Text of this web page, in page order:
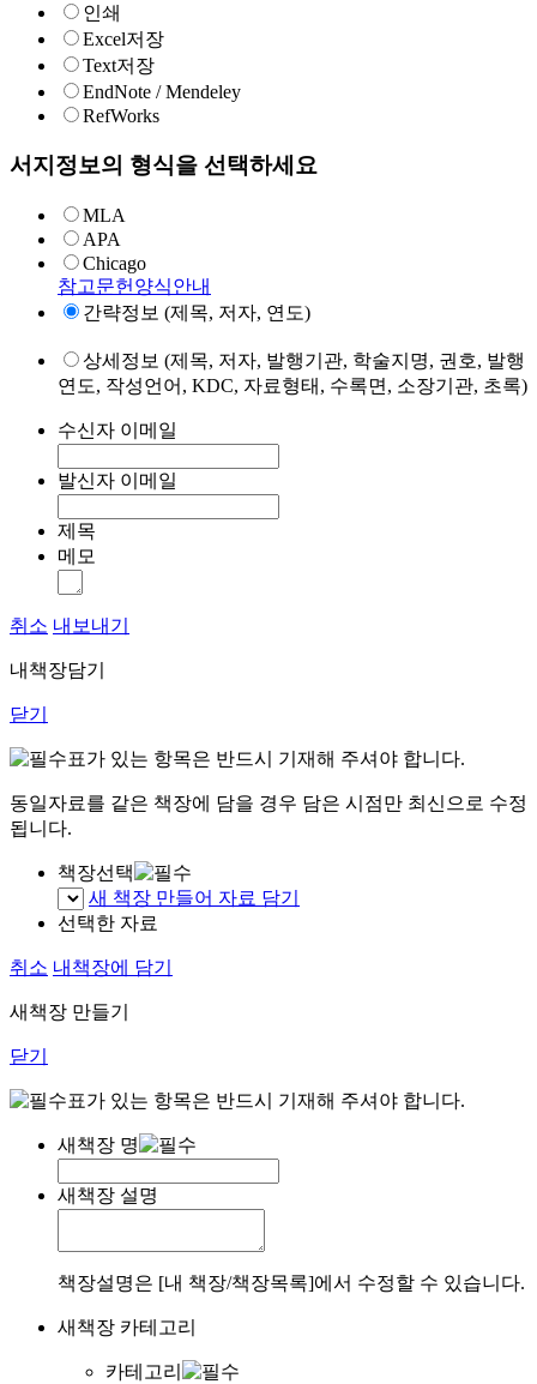
인쇄
Excel저장
Text저장
EndNote / Mendeley
RefWorks
서지정보의 형식을 선택하세요
MLA
APA
Chicago
참고문헌양식안내
간략정보 (제목, 저자, 연도)
상세정보 (제목, 저자, 발행기관, 학술지명, 권호, 발행
연도, 작성언어, KDC, 자료형태, 수록면, 소장기관, 초록)
수신자 이메일
발신자 이메일
제목
메모
취소 내보내기
내책장담기
닫기
표가 있는 항목은 반드시 기재해 주셔야 합니다.
동일자료를 같은 책장에 담을 경우 담은 시점만 최신으로 수정
됩니다.
책장선택
새 책장 만들어 자료 담기
선택한 자료
취소 내책장에 담기
새책장 만들기
닫기
표가 있는 항목은 반드시 기재해 주셔야 합니다.
새책장 명
새책장 설명
책장설명은 [내 책장/책장목록]에서 수정할 수 있습니다.
새책장 카테고리
카테고리